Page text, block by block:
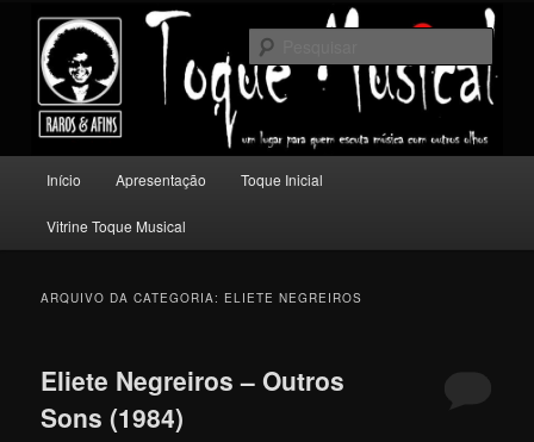
conteúdo
principal
conteúdo
secundário
Toque Musical
Um lugar para quem escuta música com outros olhos.
principal
Início Apresentação Toque Inicial
Vitrine Toque Musical
ARQUIVO DA CATEGORIA: ELIETE NEGREIROS
Eliete Negreiros – Outros
Sons (1984)